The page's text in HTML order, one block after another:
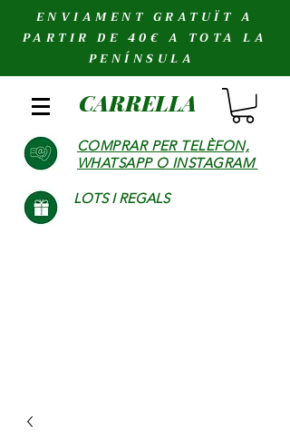
ENVIAMENT GRATUÏT A
PARTIR DE 40€ A TOTA LA
PENÍNSULA
CARRELLA
COMPRAR PER TELÈFON,
WHATSAPP O INSTAGRAM
LOTS I REGALS